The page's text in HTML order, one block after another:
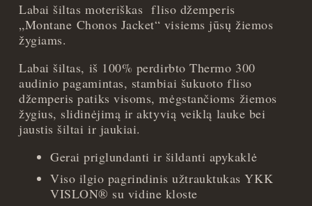
Labai šiltas moteriškas fliso džemperis
„Montane Chonos Jacket“ visiems jūsų žiemos
žygiams.
Labai šiltas, iš 100% perdirbto Thermo 300
audinio pagamintas, stambiai šukuoto fliso
džemperis patiks visoms, mėgstančioms žiemos
žygius, slidinėjimą ir aktyvią veiklą lauke bei
jaustis šiltai ir jaukiai.
Gerai priglundanti ir šildanti apykaklė
Viso ilgio pagrindinis užtrauktukas YKK
VISLON® su vidine kloste